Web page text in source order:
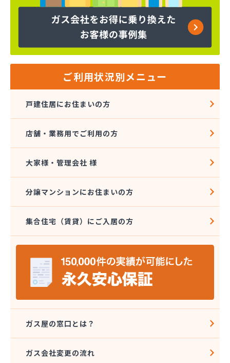
ヤマサ共和ライフ株式会社 一色営業所
ヤマサ共和ライフ株式会社 江南営業所
ヤマサ共和ライフ株式会社 三河営業所
ヤマサ共和ライフ株式会社 豊川営業所
ヤマサ高圧株式会社
ヤマサ總業株式会社 愛知西支店
ヤマトク
リーグ馬場株式会社
愛知高圧株式会社容器検査工場
愛北液化ガス協組江南営業所
旭プロパン
安城ガス株式会社
伊藤プロパン
伊藤忠エネクスホームライフ中部株式会社 碧南営
業所
伊藤忠エネクスホームライフ中部株式会社 名古屋
稲垣商事
稲垣商店
栄燃料合資会社
ご利用状況別メニュー
戸建住居にお住まいの方
店舗・業務用でご利用の方
大家様・管理会社 様
分譲マンションにお住まいの方
集合住宅（賃貸）にご入居の方
ガス屋の窓口とは？
ガス会社変更の流れ